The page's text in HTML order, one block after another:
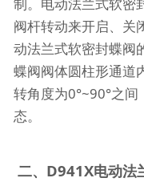
制。电动法兰式软密
阀杆转动来开启、关
动法兰式软密封蝶阀
蝶阀阀体圆柱形通道
转角度为0°~90°之
态。
二、D941X电动法